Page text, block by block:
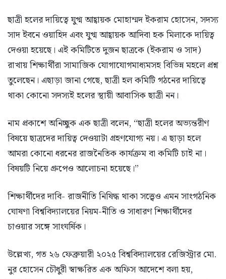
​ছাত্রী হলের দায়িত্বে যুগ্ম আহ্বায়ক মোহাম্মদ ইকরাম হোসেন, সদস্য
সাদ ইবনে ওয়াহিদ এবং যুগ্ম আহ্বায়ক আদিবা হক মিলাকে দায়িত্ব
দেওয়া হয়েছে। এই কমিটিতে দুজন ছাত্রকে (ইকরাম ও সাদ)
রাখায় শিক্ষার্থীরা সামাজিক যোগাযোগমাধ্যমসহ বিভিন্ন মহলে প্রশ্ন
তুলেছেন। এছাড়া জানা গেছে, ছাত্রী হল কমিটি গঠনের দায়িত্বে
থাকা কোনো সদস্যই হলের স্থায়ী আবাসিক ছাত্রী নন।
​নাম প্রকাশে অনিচ্ছুক এক ছাত্রী বলেন, “ছাত্রী হলের অভ্যন্তরীণ
বিষয়ে ছাত্রদের দায়িত্ব দেওয়াটা গ্রহণযোগ্য নয়। এ ছাড়া হলে
আমরা কোনো ধরনের রাজনৈতিক কার্যক্রম বা কমিটি চাই না।
বিষয়টি নিয়ে গ্রুপেও আলোচনা হয়েছে।”
​শিক্ষার্থীদের দাবি- রাজনীতি নিষিদ্ধ থাকা সত্ত্বেও এমন সাংগঠনিক
ঘোষণা বিশ্ববিদ্যালয়ের নিয়ম-নীতি ও সাধারণ শিক্ষার্থীদের
চাওয়ার সঙ্গে সাংঘর্ষিক।
​উল্লেখ্য, গত ২৬ ফেব্রুয়ারী ২০২৫ বিশ্ববিদ্যালয়ের রেজিস্ট্রার মো.
নুর হোসেন চৌধুরী স্বাক্ষরিত এক অফিস আদেশে বলা হয়,